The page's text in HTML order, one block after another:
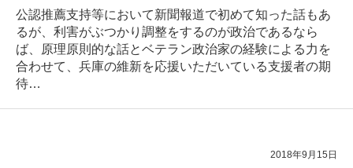
公認推薦支持等において新聞報道で初めて知った話もあ
るが、利害がぶつかり調整をするのが政治であるなら
ば、原理原則的な話とベテラン政治家の経験による力を
合わせて、兵庫の維新を応援いただいている支援者の期
待…
2018年9月15日